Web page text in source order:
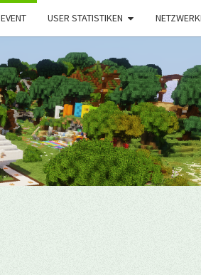
EVENT USER STATISTIKEN